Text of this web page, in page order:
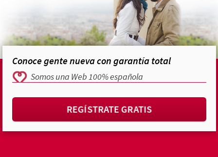
Conoce gente nueva con garantía total
Somos una Web 100% española
REGÍSTRATE GRATIS